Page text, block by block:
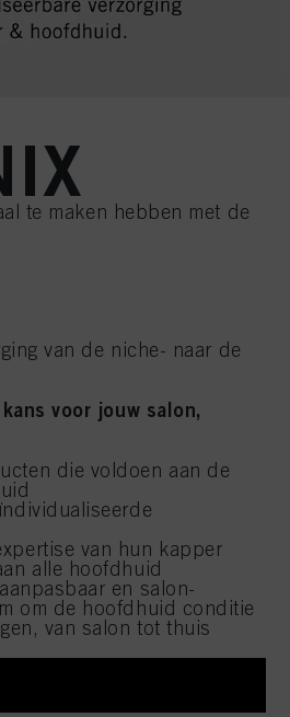
te maken hebben met de
van de niche- naar de
voor jouw salon,
die voldoen aan de
van hun kapper
alle hoofdhuid
en salon-
om de hoofdhuid conditie
van salon tot thuis